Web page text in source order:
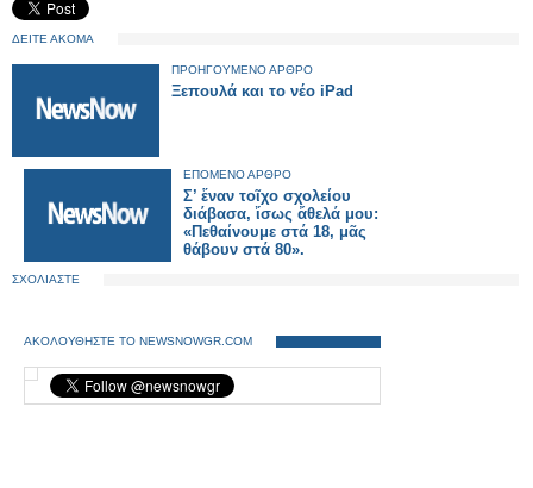
ΔΕΙΤΕ ΑΚΟΜΑ
ΠΡΟΗΓΟΥΜΕΝΟ ΑΡΘΡΟ
Ξεπουλά και το νέο iPad
ΕΠΟΜΕΝΟ ΑΡΘΡΟ
Σ’ ἕναν τοῖχο σχολείου
διάβασα, ἴσως ἄθελά μου:
«Πεθαίνουμε στά 18, μᾶς
θάβουν στά 80».
ΣΧΟΛΙΑΣΤΕ
ΑΚΟΛΟΥΘΗΣΤΕ ΤΟ NEWSNOWGR.COM